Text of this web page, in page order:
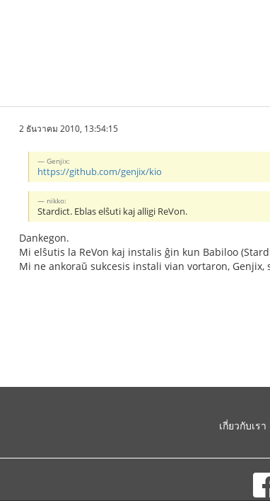
2 ธันวาคม 2010, 13:54:15
Genjix:
https://github.com/genjix/kio
nikko:
Stardict. Eblas elŝuti kaj alligi ReVon.
Dankegon.
Mi elŝutis la ReVon kaj instalis ĝin kun Babiloo
Mi ne ankoraŭ sukcesis instali vian vortaron,
เกี่ยวกับเรา